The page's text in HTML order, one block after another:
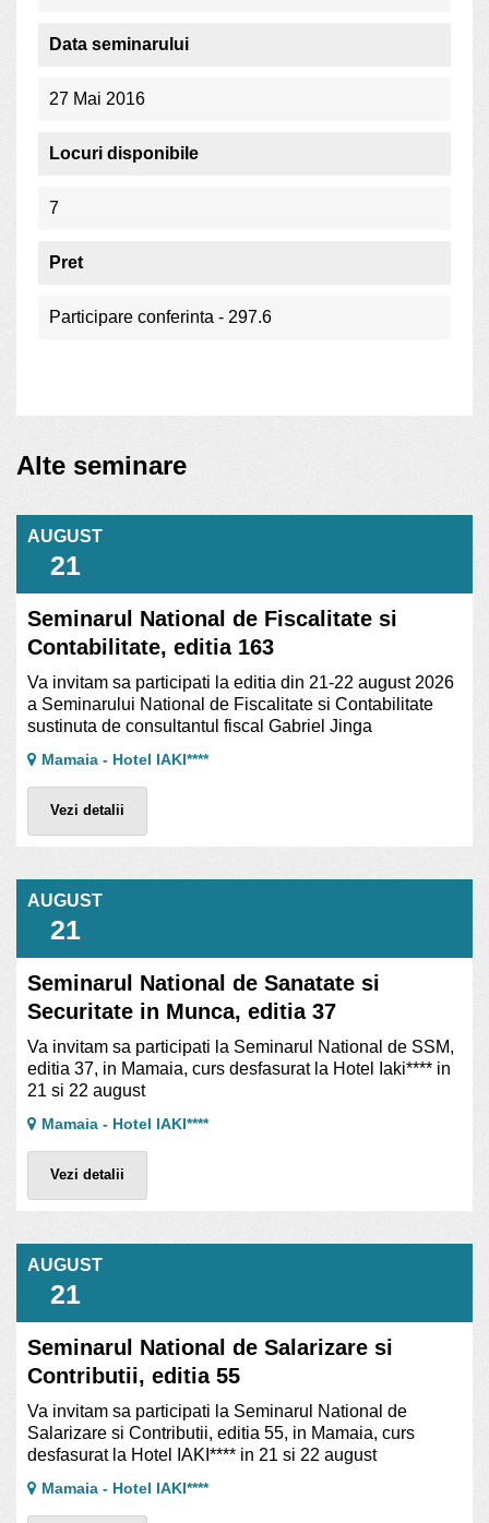
Data seminarului
27 Mai 2016
Locuri disponibile
7
Pret
Participare conferinta - 297.6
Alte seminare
AUGUST
21
Seminarul National de Fiscalitate si
Contabilitate, editia 163
Va invitam sa participati la editia din 21-22 august 2026
a Seminarului National de Fiscalitate si Contabilitate
sustinuta de consultantul fiscal Gabriel Jinga
Mamaia - Hotel IAKI****
Vezi detalii
AUGUST
21
Seminarul National de Sanatate si
Securitate in Munca, editia 37
Va invitam sa participati la Seminarul National de SSM,
editia 37, in Mamaia, curs desfasurat la Hotel Iaki**** in
21 si 22 august
Mamaia - Hotel IAKI****
Vezi detalii
AUGUST
21
Seminarul National de Salarizare si
Contributii, editia 55
Va invitam sa participati la Seminarul National de
Salarizare si Contributii, editia 55, in Mamaia, curs
desfasurat la Hotel IAKI**** in 21 si 22 august
Mamaia - Hotel IAKI****